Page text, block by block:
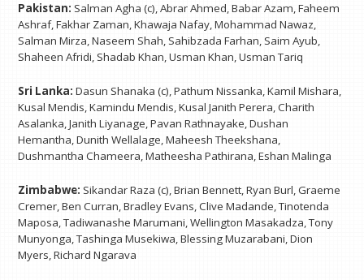
Pakistan: Salman Agha (c), Abrar Ahmed, Babar Azam, Faheem
Ashraf, Fakhar Zaman, Khawaja Nafay, Mohammad Nawaz,
Salman Mirza, Naseem Shah, Sahibzada Farhan, Saim Ayub,
Shaheen Afridi, Shadab Khan, Usman Khan, Usman Tariq
Sri Lanka: Dasun Shanaka (c), Pathum Nissanka, Kamil Mishara,
Kusal Mendis, Kamindu Mendis, Kusal Janith Perera, Charith
Asalanka, Janith Liyanage, Pavan Rathnayake, Dushan
Hemantha, Dunith Wellalage, Maheesh Theekshana,
Dushmantha Chameera, Matheesha Pathirana, Eshan Malinga
Zimbabwe: Sikandar Raza (c), Brian Bennett, Ryan Burl, Graeme
Cremer, Ben Curran, Bradley Evans, Clive Madande, Tinotenda
Maposa, Tadiwanashe Marumani, Wellington Masakadza, Tony
Munyonga, Tashinga Musekiwa, Blessing Muzarabani, Dion
Myers, Richard Ngarava